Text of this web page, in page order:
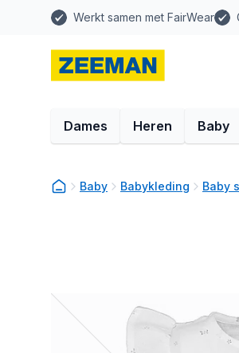
Werkt samen met FairWear
Dames Heren Baby
Baby Babykleding Baby